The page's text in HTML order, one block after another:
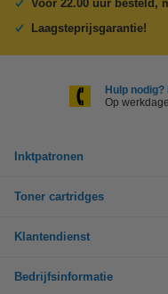
Voor 22.00 uur besteld,
Laagsteprijsgarantie!
Hulp nodig?
Op
Inktpatronen
Toner cartridges
Klantendienst
Bedrijfsinformatie